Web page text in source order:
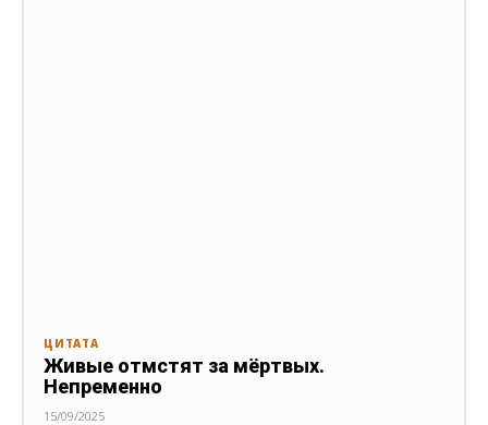
ЦИТАТА
Живые отмстят за мёртвых.
Непременно
15/09/2025